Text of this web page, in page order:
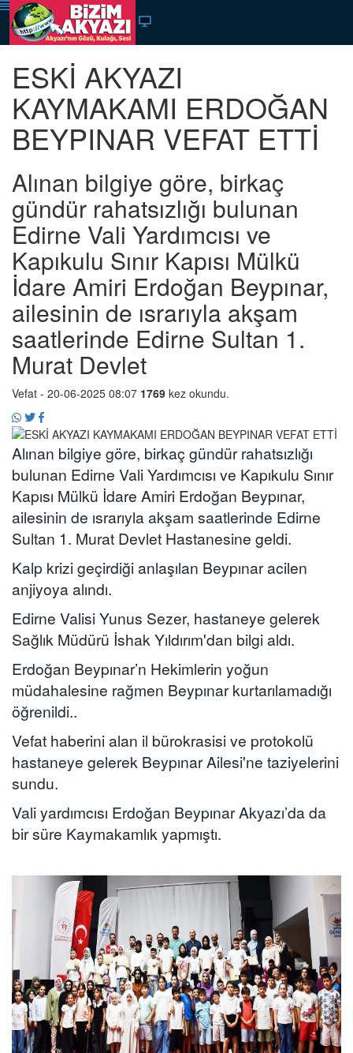
ESKİ AKYAZI
KAYMAKAMI ERDOĞAN
BEYPINAR VEFAT ETTİ
​​​​​​​Alınan bilgiye göre, birkaç
gündür rahatsızlığı bulunan
Edirne Vali Yardımcısı ve
Kapıkulu Sınır Kapısı Mülkü
İdare Amiri Erdoğan Beypınar,
ailesinin de ısrarıyla akşam
saatlerinde Edirne Sultan 1.
Murat Devlet
Vefat - 20-06-2025 08:07 1769 kez okundu.
Alınan bilgiye göre, birkaç gündür rahatsızlığı
bulunan Edirne Vali Yardımcısı ve Kapıkulu Sınır
Kapısı Mülkü İdare Amiri Erdoğan Beypınar,
ailesinin de ısrarıyla akşam saatlerinde Edirne
Sultan 1. Murat Devlet Hastanesine geldi.
Kalp krizi geçirdiği anlaşılan Beypınar acilen
anjiyoya alındı.
Edirne Valisi Yunus Sezer, hastaneye gelerek
Sağlık Müdürü İshak Yıldırım'dan bilgi aldı.
Erdoğan Beypınar’n Hekimlerin yoğun
müdahalesine rağmen Beypınar kurtarılamadığı
öğrenildi..
Vefat haberini alan il bürokrasisi ve protokolü
hastaneye gelerek Beypınar Ailesi'ne taziyelerini
sundu.
Vali yardımcısı Erdoğan Beypınar Akyazı’da da
bir süre Kaymakamlık yapmıştı.